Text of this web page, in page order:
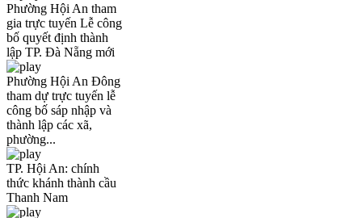
Phường Hội An tham
gia trực tuyến Lễ công
bố quyết định thành
lập TP. Đà Nẵng mới
Phường Hội An Đông
tham dự trực tuyến lễ
công bố sáp nhập và
thành lập các xã,
phường...
TP. Hội An: chính
thức khánh thành cầu
Thanh Nam